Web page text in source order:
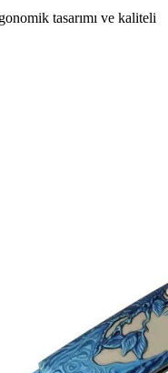
tasarımı ve kaliteli